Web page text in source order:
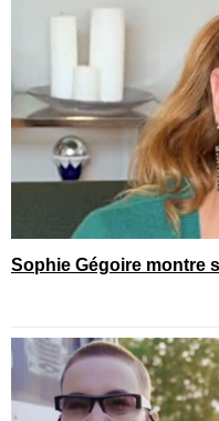
Sophie Gégoire montre